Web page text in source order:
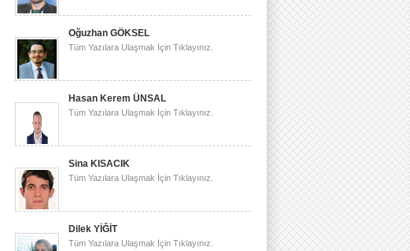
Oğuzhan GÖKSEL
Tüm Yazılara Ulaşmak İçin Tıklayınız.
Hasan Kerem ÜNSAL
Tüm Yazılara Ulaşmak İçin Tıklayınız.
Sina KISACIK
Tüm Yazılara Ulaşmak İçin Tıklayınız.
Dilek YİĞİT
Tüm Yazılara Ulaşmak İçin Tıklayınız.